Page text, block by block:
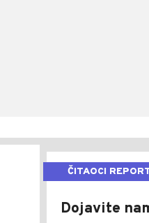
ČITAOCI
Dojavite